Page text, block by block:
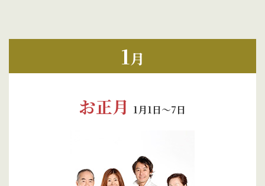
1月
お正月 1月1日～7日